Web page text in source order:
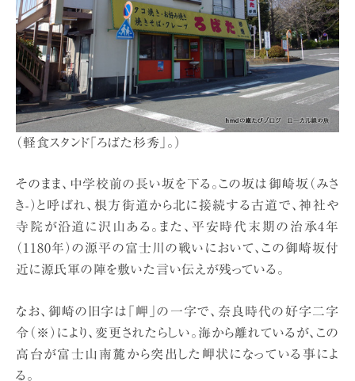
（軽食スタンド「ろばた杉秀」。）
そのまま、中学校前の長い坂を下る。この坂は御崎坂（みさ
き-）と呼ばれ、根方街道から北に接続する古道で、神社や
寺院が沿道に沢山ある。また、平安時代末期の治承4年
（1180年）の源平の富士川の戦いにおいて、この御崎坂付
近に源氏軍の陣を敷いた言い伝えが残っている。
なお、御崎の旧字は「岬」の一字で、奈良時代の好字二字
令（※）により、変更されたらしい。海から離れているが、この
高台が富士山南麓から突出した岬状になっている事によ
る。